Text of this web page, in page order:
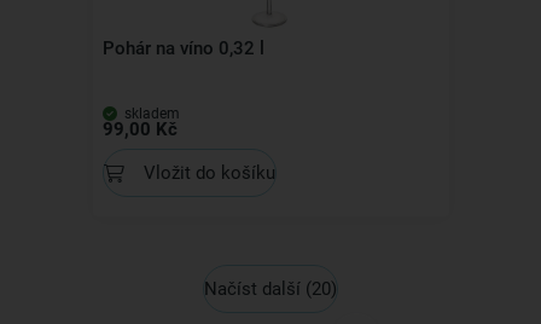
Pohár na víno 0,32 l
skladem
99,00 Kč
Vložit do košíku
Načíst další (20)